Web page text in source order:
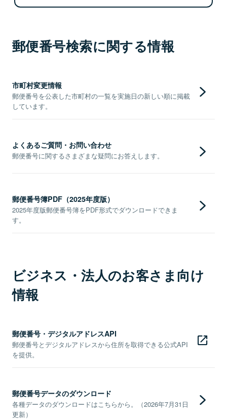
郵便番号検索に関する情報
市町村変更情報
郵便番号を公表した市町村の一覧を実施日の新しい順に掲載
しています。
よくあるご質問・お問い合わせ
郵便番号に関するさまざまな疑問にお答えします。
郵便番号簿PDF（2025年度版）
2025年度版郵便番号簿をPDF形式でダウンロードできま
す。
ビジネス・法人のお客さま向け
情報
郵便番号・デジタルアドレスAPI
郵便番号とデジタルアドレスから住所を取得できる公式API
を提供。
郵便番号データのダウンロード
各種データのダウンロードはこちらから。（2026年7月31日
更新）